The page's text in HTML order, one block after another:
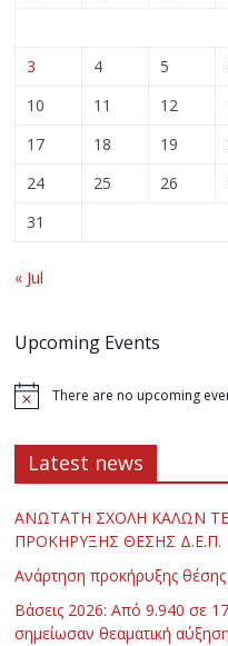
3
4 5
10
11 12
17
18 19
24
25 26
31
« Jul
Upcoming Events
There are no upcoming
Latest news
ΑΝΩΤΑΤΗ ΣΧΟΛΗ ΚΑΛΩΝ
ΠΡΟΚΗΡΥΞΗΣ ΘΕΣΗΣ Δ.Ε.Π.
Ανάρτηση προκήρυξης
Βάσεις 2026: Από 9.940 σε
σημείωσαν θεαματική αύξηση